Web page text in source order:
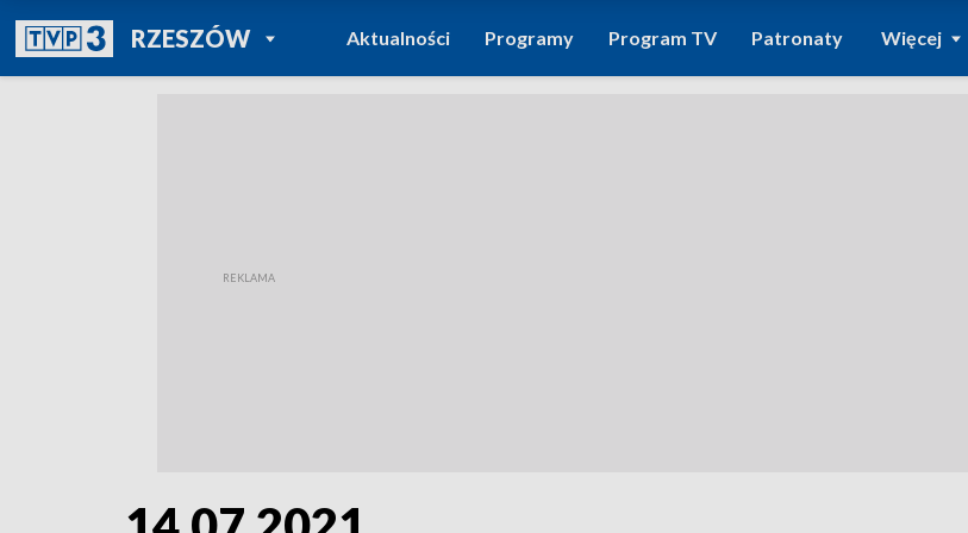
RZESZÓWPOWRÓT DO
TVP REGIONY
Aktualności Programy Program TV Patronaty Więcej